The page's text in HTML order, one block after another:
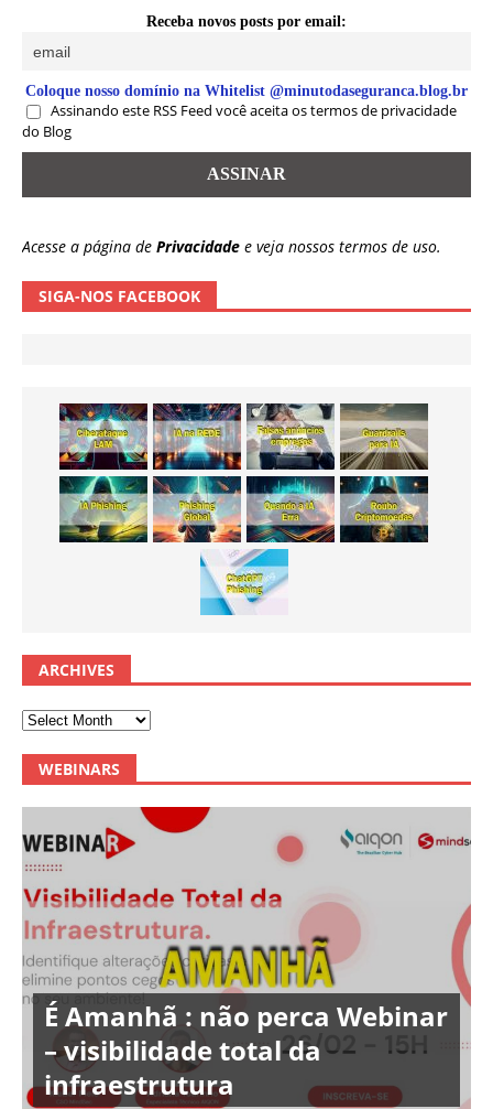
Receba novos posts por email:
Coloque nosso domínio na Whitelist @minutodaseguranca.blog.br
Assinando este RSS Feed você aceita os termos de privacidade
do Blog
Acesse a página de Privacidade e veja nossos termos de uso.
SIGA-NOS FACEBOOK
ARCHIVES
WEBINARS
É Amanhã : não perca Webinar
– visibilidade total da
infraestrutura